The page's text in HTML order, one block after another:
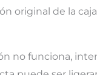
original de la
no funciona,